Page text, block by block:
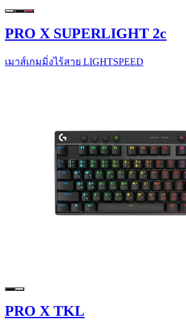
PRO X SUPERLIGHT 2c
เมาส์เกมมิ่งไร้สาย LIGHTSPEED
PRO X TKL